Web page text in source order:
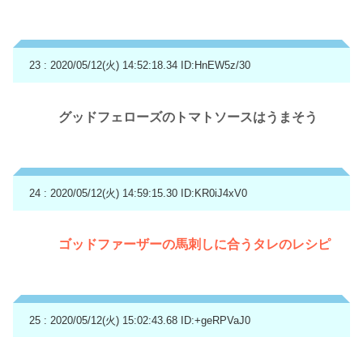
23 : 2020/05/12(火) 14:52:18.34 ID:HnEW5z/30
グッドフェローズのトマトソースはうまそう
24 : 2020/05/12(火) 14:59:15.30 ID:KR0iJ4xV0
ゴッドファーザーの馬刺しに合うタレのレシピ
25 : 2020/05/12(火) 15:02:43.68 ID:+geRPVaJ0